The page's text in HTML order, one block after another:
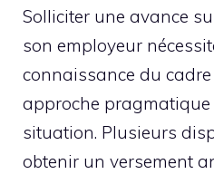
Solliciter une avance
son employeur
connaissance du
approche
situation. Plusieurs
obtenir un versement